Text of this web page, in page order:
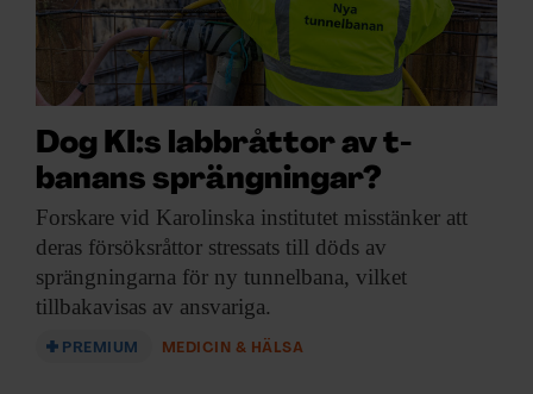
Dog KI:s labbråttor av t-
banans sprängningar?
Forskare vid Karolinska institutet misstänker att
deras försöksråttor stressats till döds av
sprängningarna för ny tunnelbana, vilket
tillbakavisas av ansvariga.
PREMIUM MEDICIN & HÄLSA